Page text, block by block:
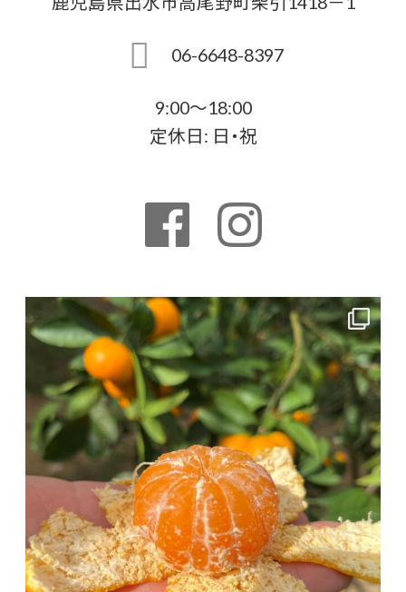
06-6648-8397
9:00～18:00
定休日: 日・祝